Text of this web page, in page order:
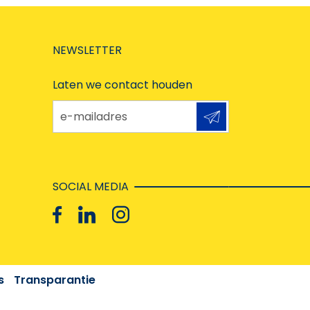
NEWSLETTER
Laten we contact houden
e-mailadres
SOCIAL MEDIA
Transparantie